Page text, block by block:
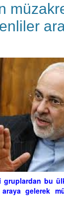
gruplardan bu
gelerek